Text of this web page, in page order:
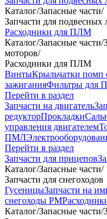
Каталог/Запасные части/
Запчасти для подвесных
Расходники для ПЛМ
Каталог/Запасные части/
моторов/
Расходники для ПЛМ
ВинтыКрыльчатки помп
зажиганияФильтры для
Перейти в раздел
Запчасти на двигатель
редукторПрокладки
управления двигателем
ПМЛ
Перейти в раздел
Запчасти для прицепов
Каталог/Запасные части/
Запчасти для снегоходов
ГусеницыЗапчасти на
снегоходы РМ
Каталог/Запасные части/